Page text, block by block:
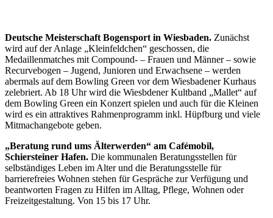
Deutsche Meisterschaft Bogensport in Wiesbaden. Zunächst
wird auf der Anlage „Kleinfeldchen“ geschossen, die
Medaillenmatches mit Compound- – Frauen und Männer – sowie
Recurvebogen – Jugend, Junioren und Erwachsene – werden
abermals auf dem Bowling Green vor dem Wiesbadener Kurhaus
zelebriert. Ab 18 Uhr wird die Wiesbdener Kultband „Mallet“ auf
dem Bowling Green ein Konzert spielen und auch für die Kleinen
wird es ein attraktives Rahmenprogramm inkl. Hüpfburg und viele
Mitmachangebote geben.
„Beratung rund ums Älterwerden“ am Cafémobil,
Schiersteiner Hafen. Die kommunalen Beratungsstellen für
selbständiges Leben im Alter und die Beratungsstelle für
barrierefreies Wohnen stehen für Gespräche zur Verfügung und
beantworten Fragen zu Hilfen im Alltag, Pflege, Wohnen oder
Freizeitgestaltung. Von 15 bis 17 Uhr.